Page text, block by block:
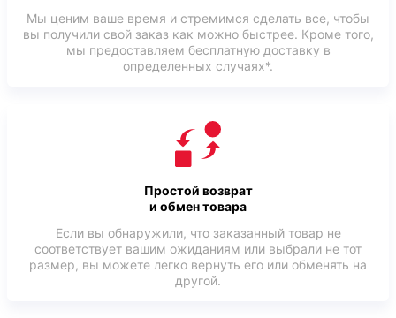
Мы ценим ваше время и стремимся сделать все, чтобы
вы получили свой заказ как можно быстрее. Кроме того,
мы предоставляем бесплатную доставку в
определенных случаях*.
Простой возврат
и обмен товара
Если вы обнаружили, что заказанный товар не
соответствует вашим ожиданиям или выбрали не тот
размер, вы можете легко вернуть его или обменять на
другой.